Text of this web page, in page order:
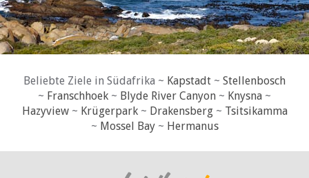
Beliebte Ziele in Südafrika ~ Kapstadt ~ Stellenbosch
~ Franschhoek ~ Blyde River Canyon ~ Knysna ~
Hazyview~ Krügerpark~ Drakensberg~ Tsitsikamma
~ Mossel Bay~ Hermanus